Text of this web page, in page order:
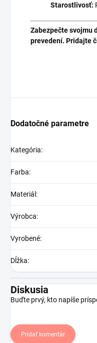
Starostlivosť:
Zabezpečte svojmu
prevedení. Pridajte
Dodatočné parametre
Kategória:
Farba:
Materiál :
Výrobca:
Vyrobené:
Dĺžka:
Diskusia
Buďte prvý, kto napíše
Pridať komentár